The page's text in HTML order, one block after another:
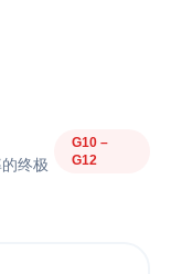
终极
G10 –
G12